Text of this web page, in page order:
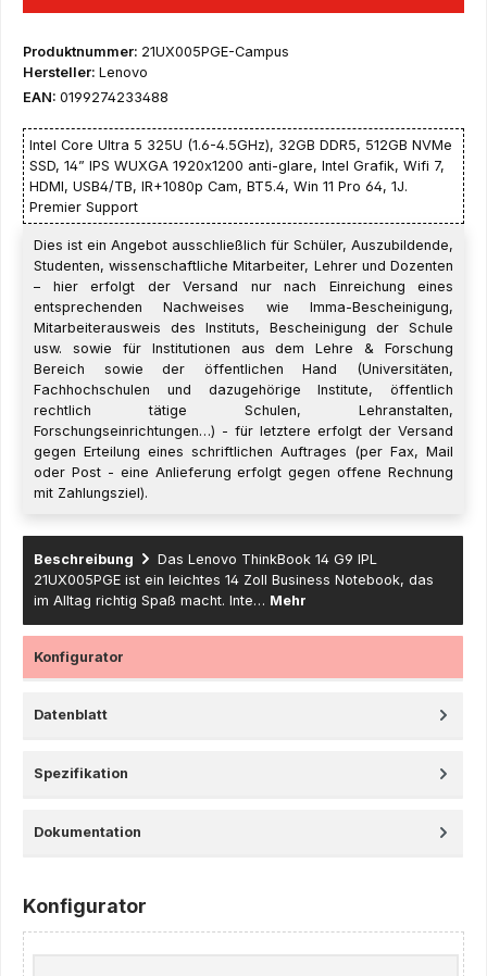
Produktnummer: 21UX005PGE-Campus
Hersteller: Lenovo
EAN: 0199274233488
Intel Core Ultra 5 325U (1.6-4.5GHz), 32GB DDR5, 512GB NVMe
SSD, 14” IPS WUXGA 1920x1200 anti-glare, Intel Grafik, Wifi 7,
HDMI, USB4/TB, IR+1080p Cam, BT5.4, Win 11 Pro 64, 1J.
Premier Support
Dies ist ein Angebot ausschließlich für Schüler, Auszubildende,
Studenten, wissenschaftliche Mitarbeiter, Lehrer und Dozenten
– hier erfolgt der Versand nur nach Einreichung eines
entsprechenden Nachweises wie Imma-Bescheinigung,
Mitarbeiterausweis des Instituts, Bescheinigung der Schule
usw. sowie für Institutionen aus dem Lehre & Forschung
Bereich sowie der öffentlichen Hand (Universitäten,
Fachhochschulen und dazugehörige Institute, öffentlich
rechtlich tätige Schulen, Lehranstalten,
Forschungseinrichtungen…) - für letztere erfolgt der Versand
gegen Erteilung eines schriftlichen Auftrages (per Fax, Mail
oder Post - eine Anlieferung erfolgt gegen offene Rechnung
mit Zahlungsziel).
Beschreibung
Das Lenovo ThinkBook 14 G9 IPL
21UX005PGE ist ein leichtes 14 Zoll Business Notebook, das
im Alltag richtig Spaß macht. Inte… Mehr
Konfigurator
Datenblatt
Spezifikation
Dokumentation
Konfigurator